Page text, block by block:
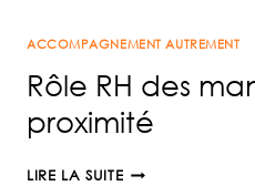
ACCOMPAGNEMENT AUTREMENT
Rôle RH des
proximité
LIRE LA SUITERÔLE